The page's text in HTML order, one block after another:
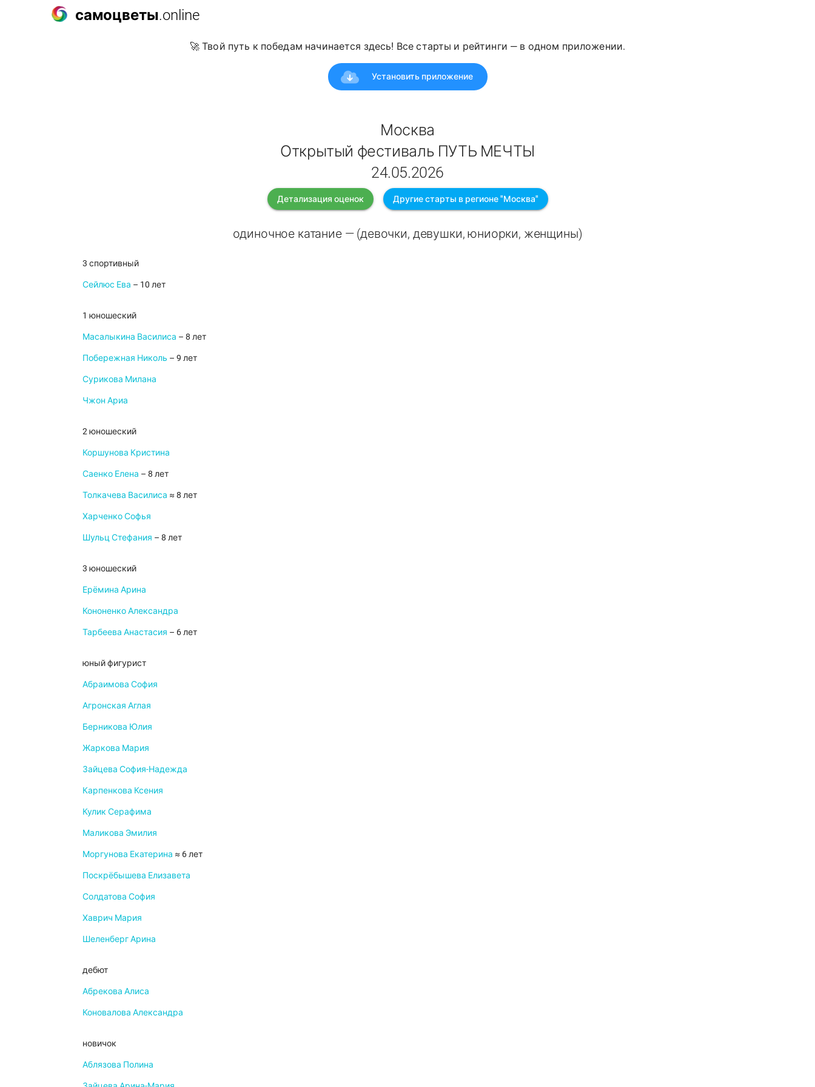
самоцветы.online
🚀 Твой путь к победам начинается здесь! Все старты и рейтинги — в одном приложении.
Установить приложение
Москва
Открытый фестиваль ПУТЬ МЕЧТЫ
24.05.2026
Детализация оценок Другие старты в регионе "Москва"
одиночное катание — (девочки, девушки, юниорки, женщины)
3 спортивный
Сейлюс Ева – 10 лет
1 юношеский
Масалыкина Василиса – 8 лет
Побережная Николь – 9 лет
Сурикова Милана
Чжон Ариа
2 юношеский
Коршунова Кристина
Саенко Елена – 8 лет
Толкачева Василиса ≈ 8 лет
Харченко Софья
Шульц Стефания – 8 лет
3 юношеский
Ерёмина Арина
Кононенко Александра
Тарбеева Анастасия – 6 лет
юный фигурист
Абраимова София
Агронская Аглая
Берникова Юлия
Жаркова Мария
Зайцева София-Надежда
Карпенкова Ксения
Кулик Серафима
Маликова Эмилия
Моргунова Екатерина ≈ 6 лет
Поскрёбышева Елизавета
Солдатова София
Хаврич Мария
Шеленберг Арина
дебют
Абрекова Алиса
Коновалова Александра
новичок
Аблязова Полина